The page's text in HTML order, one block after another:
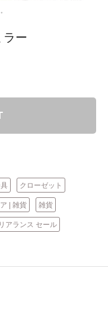
ラー
クローゼット
| 雑貨 雑貨
アランス セール